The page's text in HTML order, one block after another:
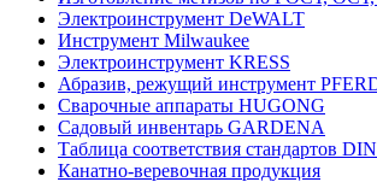
Электроинструмент DeWALT
Инструмент Milwaukee
Электроинструмент KRESS
Абразив, режущий инструмент
Сварочные аппараты HUGONG
Садовый инвентарь GARDENA
Таблица соответствия стандартов
Канатно-веревочная продукция